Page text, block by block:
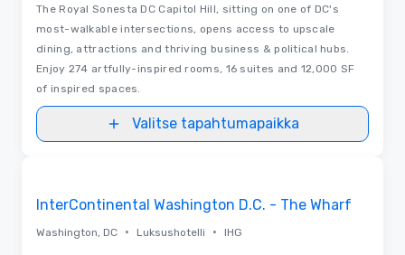
The Royal Sonesta DC Capitol Hill, sitting on one of DC's
most-walkable intersections, opens access to upscale
dining, attractions and thriving business & political hubs.
Enjoy 274 artfully-inspired rooms, 16 suites and 12,000 SF
of inspired spaces.
Valitse tapahtumapaikka
InterContinental Washington D.C. - The Wharf
Washington, DC • Luksushotelli • IHG